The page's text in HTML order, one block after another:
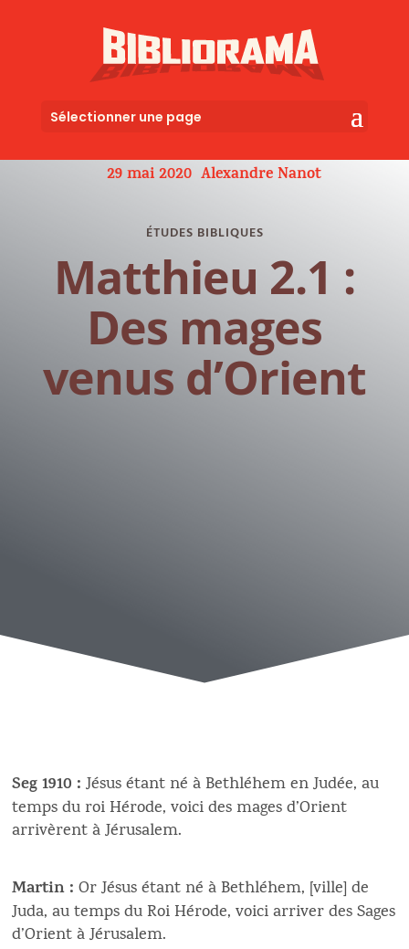
Sélectionner une page
29 mai 2020 Alexandre Nanot
ÉTUDES BIBLIQUES
Matthieu 2.1 :
Des mages
venus d’Orient
Seg 1910 : Jésus étant né à Bethléhem en Judée, au
temps du roi Hérode, voici des mages d’Orient
arrivèrent à Jérusalem.
Martin : Or Jésus étant né à Bethléhem, [ville] de
Juda, au temps du Roi Hérode, voici arriver des Sages
d’Orient à Jérusalem.